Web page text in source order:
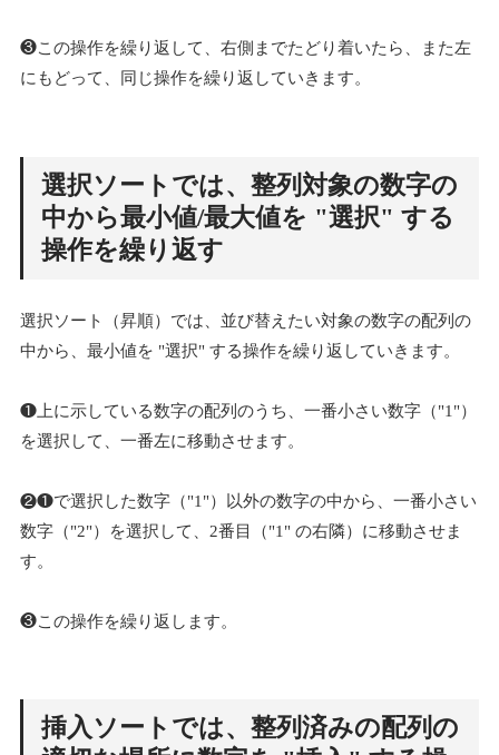
❸この操作を繰り返して、右側までたどり着いたら、また左
にもどって、同じ操作を繰り返していきます。
選択ソートでは、整列対象の数字の
中から最小値/最大値を "選択" する
操作を繰り返す
選択ソート（昇順）では、並び替えたい対象の数字の配列の
中から、最小値を "選択" する操作を繰り返していきます。
❶上に示している数字の配列のうち、一番小さい数字（"1"）
を選択して、一番左に移動させます。
❷❶で選択した数字（"1"）以外の数字の中から、一番小さい
数字（"2"）を選択して、2番目（"1" の右隣）に移動させま
す。
❸この操作を繰り返します。
挿入ソートでは、整列済みの配列の